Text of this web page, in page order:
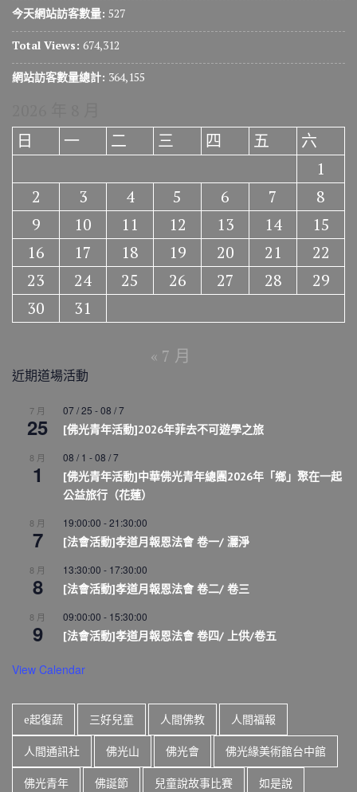
今天網站訪客數量: 527
Total Views: 674,312
網站訪客數量總計: 364,155
日
一 二 三 四 五
六
1
2
3 4 5 6 7
8
9
10 11 12 13 14
15
16
17 18 19 20 21
22
23
24 25 26 27 28
29
30
31
« 7 月
近期道場活動
7 月
25
07 / 25 -08 / 7
[佛光青年活動]2026年菲去不可遊學之旅
8 月
1
08 / 1 -08 / 7
[佛光青年活動]中華佛光青年總團2026年「鄉」聚在一起
公益旅行（花蓮）
8 月
7
19:00:00 -21:30:00
[法會活動]孝道月報恩法會 卷一/ 灑淨
8 月
8
13:30:00 - 17:30:00
[法會活動]孝道月報恩法會 卷二/ 卷三
8 月
9
09:00:00 - 15:30:00
[法會活動]孝道月報恩法會 卷四/ 上供/卷五
View Calendar
e起復蔬 三好兒童 人間佛教 人間福報
人間通訊社 佛光山 佛光會 佛光緣美術館台中館
佛光青年 佛誕節 兒童說故事比賽 如是說